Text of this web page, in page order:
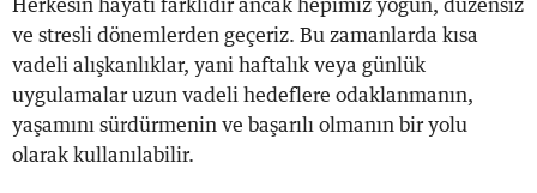
Herkesin hayatı farklıdır ancak hepimiz yoğun, düzensiz
ve stresli dönemlerden geçeriz. Bu zamanlarda kısa
vadeli alışkanlıklar, yani haftalık veya günlük
uygulamalar uzun vadeli hedeflere odaklanmanın,
yaşamını sürdürmenin ve başarılı olmanın bir yolu
olarak kullanılabilir.